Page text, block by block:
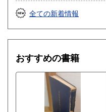
全ての新着情報
おすすめの書籍